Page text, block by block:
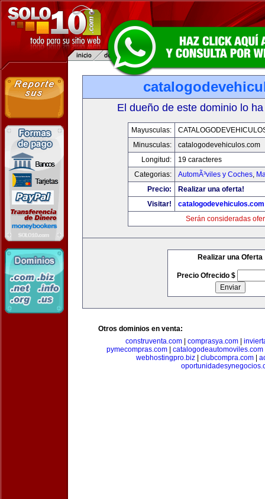
El dueño de este dominio lo
Mayusculas:
Minusculas:
catalogodevehiculos.com
Longitud:
19 caracteres
Categorias:
AutomÃ³viles y Coches,
Precio:
Realizar una oferta!
Visitar!
catalogodevehiculos.com
Serán consideradas
Realizar una Oferta
Precio Ofrecido $
Otros dominios en venta:
construventa.com| comprasya.com|
pymecompras.com| catalogodeautomoviles.com
webhostingpro.biz| clubcompra.com|